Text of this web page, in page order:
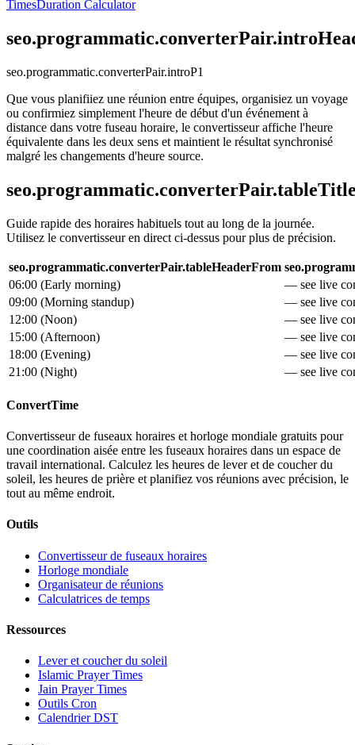
TimesDuration Calculator
seo.programmatic.converterPair.introP1
Que vous planifiiez une réunion entre équipes, organisiez un voyage
ou confirmiez simplement l'heure de début d'un événement à
distance dans votre fuseau horaire, le convertisseur affiche l'heure
équivalente dans les deux sens et maintient le résultat synchronisé
malgré les changements d'heure source.
Guide rapide des horaires habituels tout au long de la journée.
Utilisez le convertisseur en direct ci-dessus pour plus de précision.
seo.programmatic.converterPair.tableHeaderFrom
06:00 (Early morning)
— see live
09:00 (Morning standup)
— see live
12:00 (Noon)
— see live
15:00 (Afternoon)
— see live
18:00 (Evening)
— see live
21:00 (Night) — see live
ConvertTime
Convertisseur de fuseaux horaires et horloge mondiale gratuits pour
une coordination aisée entre les fuseaux horaires dans un espace de
travail international. Calculez les heures de lever et de coucher du
soleil, les heures de prière et planifiez vos réunions avec précision, le
tout au même endroit.
Outils
Convertisseur de fuseaux horaires
Horloge mondiale
Organisateur de réunions
Calculatrices de temps
Ressources
Lever et coucher du soleil
Islamic Prayer Times
Jain Prayer Times
Outils Cron
Calendrier DST